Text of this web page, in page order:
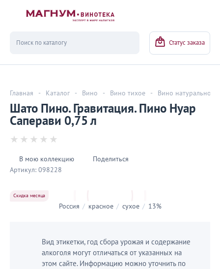
Статус заказа
Главная - Каталог - Вино - Вино тихое - Вино натуральное
Шато Пино. Гравитация. Пино Нуар
Саперави 0,75 л
В мою коллекцию
Поделиться
Артикул: 098228
Скидка месяца
Россия / красное / сухое / 13%
Вид этикетки, год сбора урожая и содержание
алкоголя могут отличаться от указанных на
этом сайте. Информацию можно уточнить по